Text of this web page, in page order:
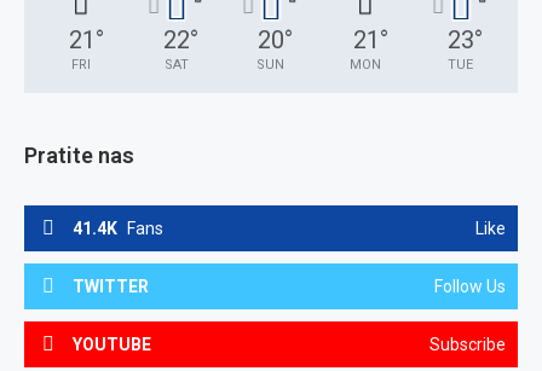
21 °
FRI
22°
SAT
20°
SUN
21 °
MON
23°
TUE
Pratite nas
41.4K Fans Like
TWITTER Follow Us
YOUTUBE Subscribe